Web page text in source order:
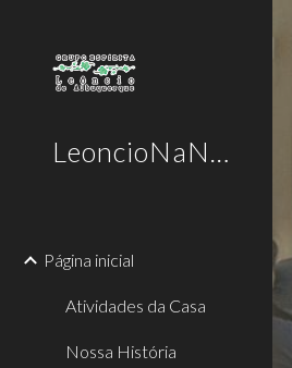
LeoncioNaNet
Página inicial
Atividades da Casa
Nossa História